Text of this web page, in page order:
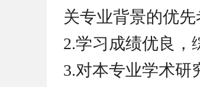
关专业背景的优先
2.学习成绩优良，
3.对本专业学术研